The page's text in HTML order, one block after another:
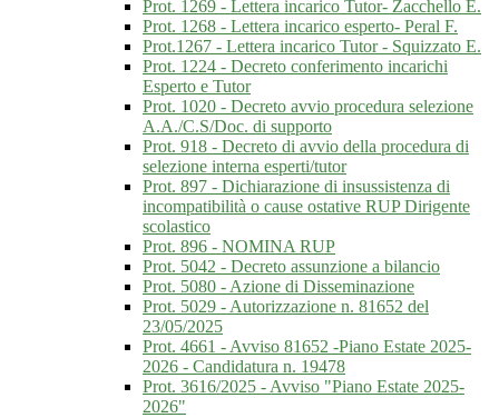
Prot. 1269 - Lettera incarico Tutor- Zacchello E.
Prot. 1268 - Lettera incarico esperto- Peral F.
Prot.1267 - Lettera incarico Tutor - Squizzato E.
Prot. 1224 - Decreto conferimento incarichi
Esperto e Tutor
Prot. 1020 - Decreto avvio procedura selezione
A.A./C.S/Doc. di supporto
Prot. 918 - Decreto di avvio della procedura di
selezione interna esperti/tutor
Prot. 897 - Dichiarazione di insussistenza di
incompatibilità o cause ostative RUP Dirigente
scolastico
Prot. 896 - NOMINA RUP
Prot. 5042 - Decreto assunzione a bilancio
Prot. 5080 - Azione di Disseminazione
Prot. 5029 - Autorizzazione n. 81652 del
23/05/2025
Prot. 4661 - Avviso 81652 -Piano Estate 2025-
2026 - Candidatura n. 19478
Prot. 3616/2025 - Avviso "Piano Estate 2025-
2026"